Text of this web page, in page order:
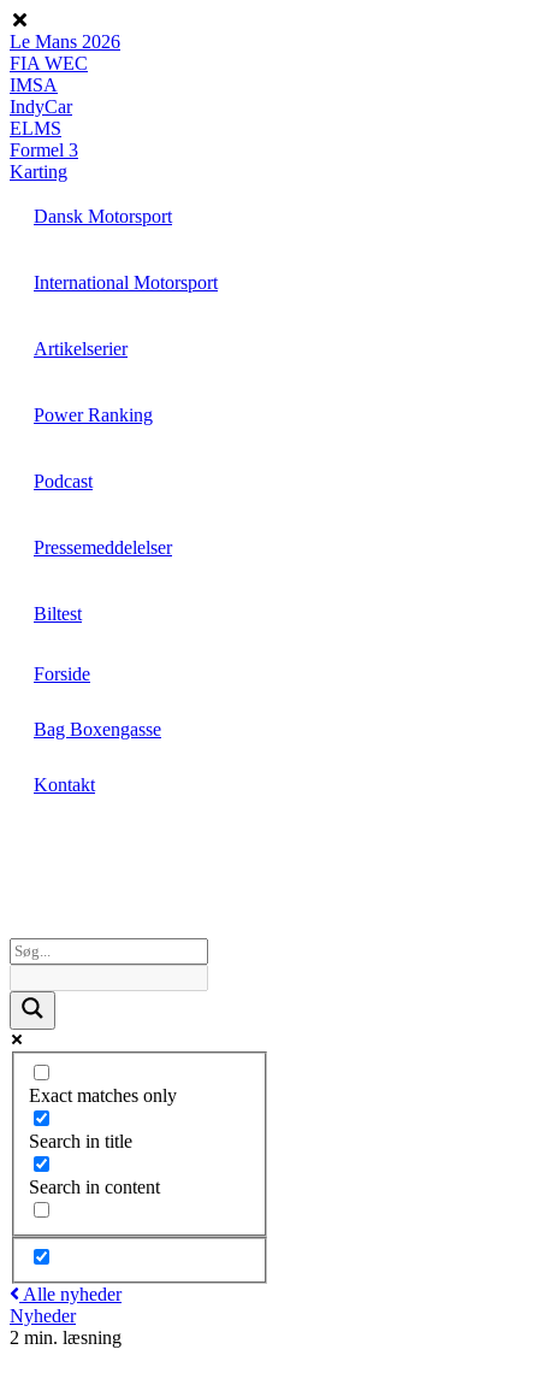
Videre
til
indhold
Le Mans 2026
FIA WEC
IMSA
IndyCar
ELMS
Formel 3
Karting
Dansk Motorsport
International Motorsport
Artikelserier
Power Ranking
Podcast
Pressemeddelelser
Biltest
Forside
Bag Boxengasse
Kontakt
Exact matches only
Search in title
Search in content
Alle nyheder
Nyheder
2 min. læsning